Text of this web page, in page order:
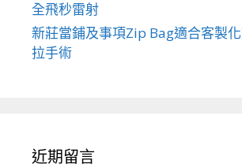
全飛秒雷射
新莊當鋪及事項Zip Bag適合客製
拉手術
近期留言